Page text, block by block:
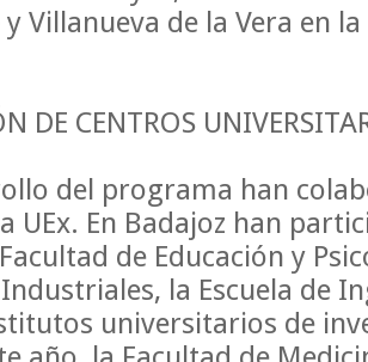
y Villanueva de la Vera en
DE CENTROS
del programa han
UEx. En Badajoz han
de Educación y
la Escuela de
universitarios de